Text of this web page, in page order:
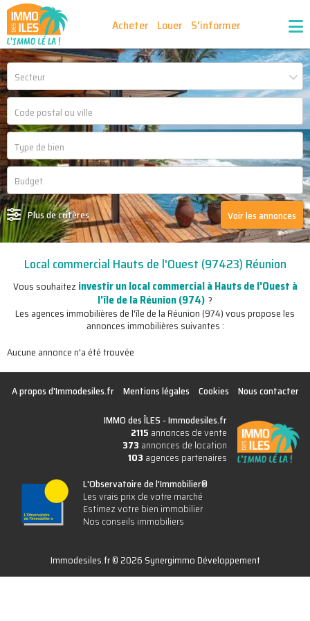
Acheter Louer S'informer
Nos outils Ma sélection d'annonces
Recrutement Partenaires
Secteur
Plus de critères Voir les annonces
Local commercial Hauts de l'Ouest (97423) Réunion
Vous souhaitez investir un local commercial à Hauts de l'Ouest à
l'île de la Réunion (974) ?
Les agences immobilières de l'île de la Réunion (974) vous propose les
annonces immobilières suivantes :
Aucune annonce n'a été trouvée
A propos d'Immodesiles.fr Mentions légales Cookies
Nous contacter
IMMO des ÎLES -Immodesiles.fr
2115 annonces de vente
373 annonces de location
103 agences partenaires
L'Observatoire de l'Immobilier®
Les vrais prix de votre marché
Estimez votre bien immobilier
Nos conseils immobiliers
Immodesiles.fr © 2026 Synergimmo Développement